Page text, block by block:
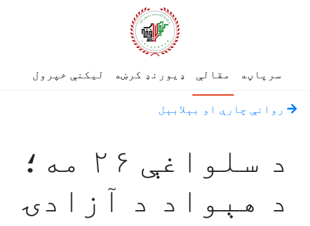
سرپاڼه مقالې ډیورنډ کرښه لیکنې خپرول
روانې چارې او بېلابېل
د سلواغې ۲۶ مه؛
د هېواد د آزادۍ